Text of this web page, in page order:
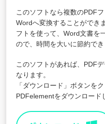
このソフトなら複数のPDF
Wordへ変換することができ
フトを使って、Word文書を
ので、時間を大いに節約でき
このソフトがあれば、PDF
なります。
「ダウンロード」ボタンを
PDFelementをダウンロード